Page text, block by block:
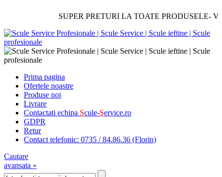
SUPER PRETURI LA TOATE PRODUSELE-
Prima pagina
Ofertele noastre
Produse noi
Livrare
Contactati echipa Scule-Service.ro
GDPR
Retur
Contact telefonic: 0735 / 84.86.36 (Florin)
Cautare
avansata »